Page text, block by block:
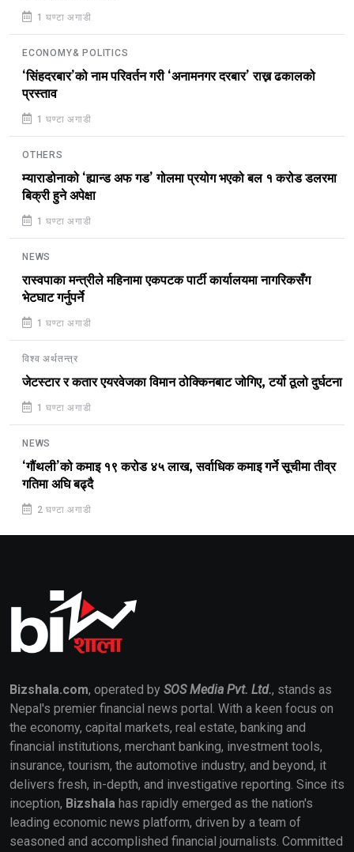
1 घण्टा अगाडी
ECONOMY& POLITICS
‘सिंहदरबार’को नाम परिवर्तन गरी ‘अनामनगर दरबार’ राख्न ढकालको
प्रस्ताव
1 घण्टा अगाडी
OTHERS
म्याराडोनाको ‘ह्यान्ड अफ गड’ गोलमा प्रयोग भएको बल १ करोड डलरमा
बिक्री हुने अपेक्षा
1 घण्टा अगाडी
NEWS
रास्वपाका मन्त्रीले महिनामा एकपटक पार्टी कार्यालयमा नागरिकसँग
भेटघाट गर्नुपर्ने
1 घण्टा अगाडी
विश्व अर्थतन्त्र
जेटस्टार र कतार एयरवेजका विमान ठोक्किनबाट जोगिए, टर्यो ठूलो दुर्घटना
1 घण्टा अगाडी
NEWS
‘गौंथली’को कमाइ १९ करोड ४५ लाख, सर्वाधिक कमाइ गर्ने सूचीमा तीव्र
गतिमा अघि बढ्दै
2 घण्टा अगाडी
Bizshala.com, operated by SOS Media Pvt. Ltd., stands as
Nepal's premier financial news portal. With a keen focus on
the economy, capital markets, real estate, banking and
financial institutions, merchant banking, investment tools,
insurance, tourism, the automotive industry, and beyond, it
delivers fresh, in-depth, and investigative reporting. Since its
inception, Bizshala has rapidly emerged as the nation's
leading economic news platform, driven by a team of
seasoned and accomplished financial journalists. Committed